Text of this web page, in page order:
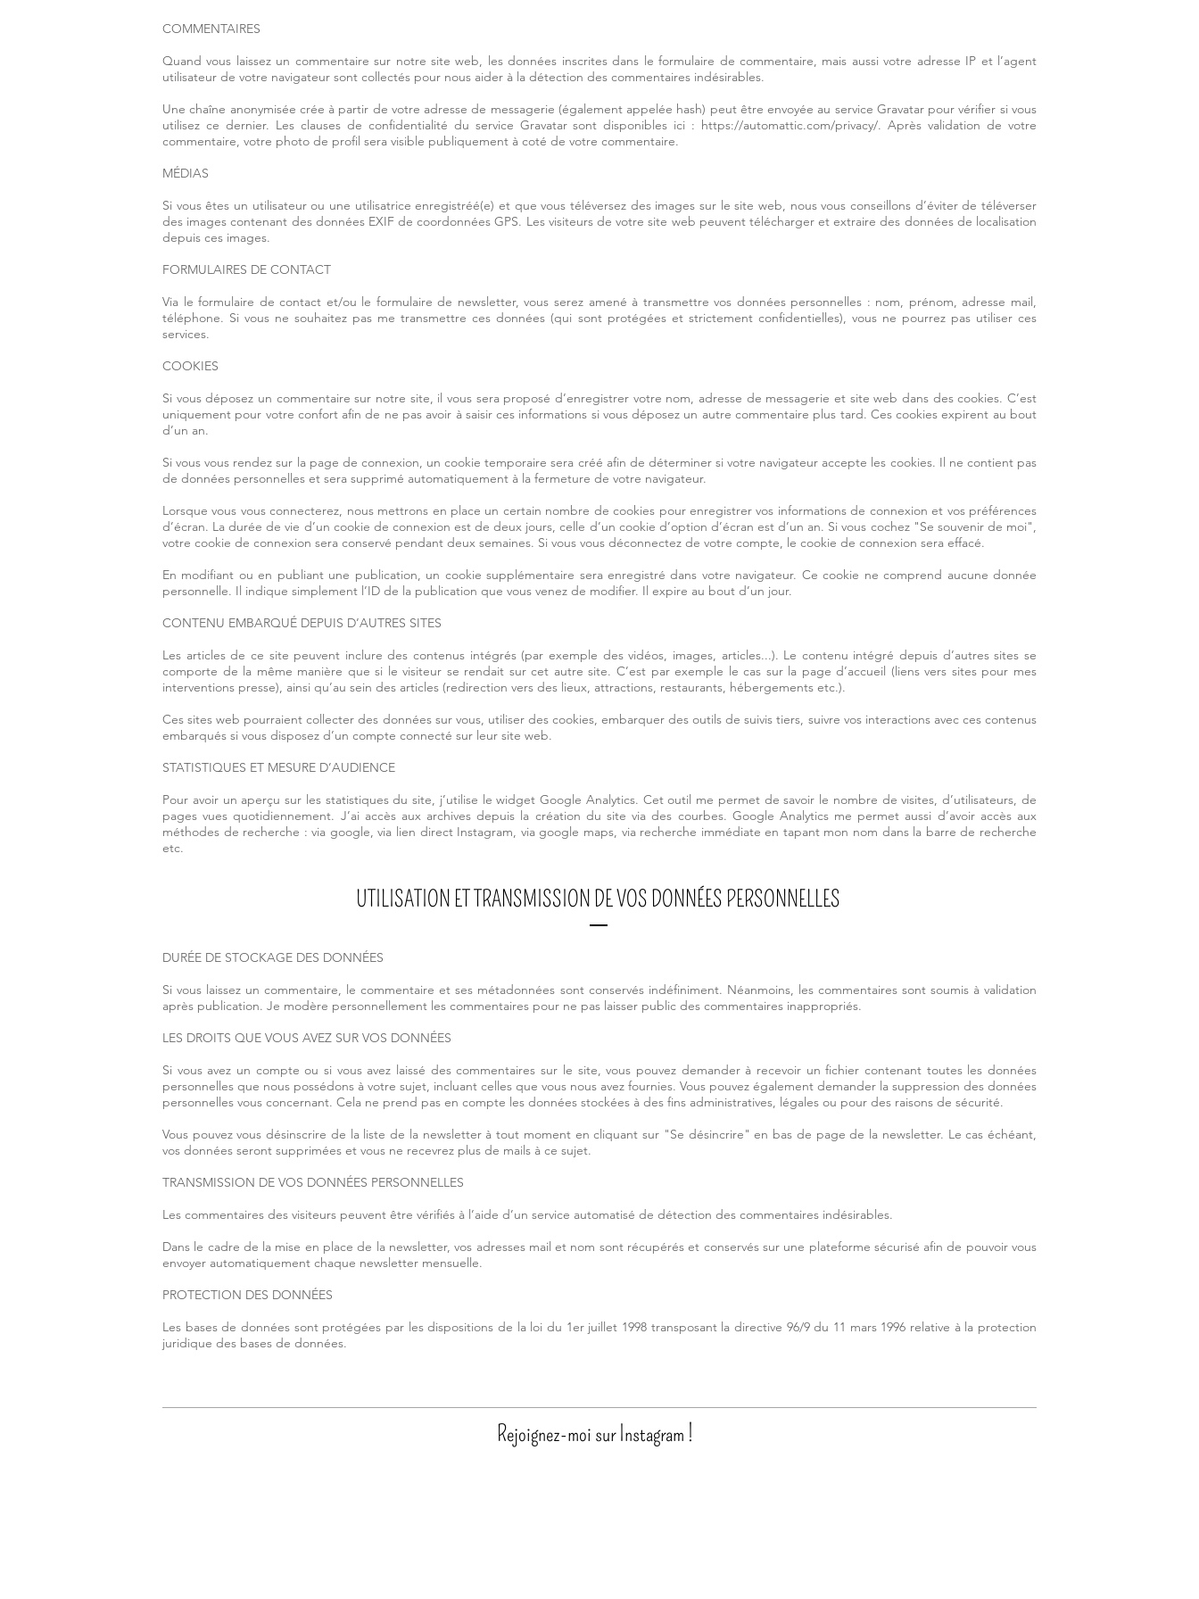
COMMENTAIRES
Quand vous laissez un commentaire sur notre site web, les données inscrites dans le formulaire de commentaire, mais aussi votre adresse IP et l’agent
utilisateur de votre navigateur sont collectés pour nous aider à la détection des commentaires indésirables.
Une chaîne anonymisée crée à partir de votre adresse de messagerie (également appelée hash) peut être envoyée au service Gravatar pour vérifier si vous
utilisez ce dernier. Les clauses de confidentialité du service Gravatar sont disponibles ici : https://automattic.com/privacy/. Après validation de votre
commentaire, votre photo de profil sera visible publiquement à coté de votre commentaire.
MÉDIAS
Si vous êtes un utilisateur ou une utilisatrice enregistréé(e) et que vous téléversez des images sur le site web, nous vous conseillons d’éviter de téléverser
des images contenant des données EXIF de coordonnées GPS. Les visiteurs de votre site web peuvent télécharger et extraire des données de localisation
depuis ces images.
FORMULAIRES DE CONTACT
Via le formulaire de contact et/ou le formulaire de newsletter, vous serez amené à transmettre vos données personnelles : nom, prénom, adresse mail,
téléphone. Si vous ne souhaitez pas me transmettre ces données (qui sont protégées et strictement confidentielles), vous ne pourrez pas utiliser ces
services.
COOKIES
Si vous déposez un commentaire sur notre site, il vous sera proposé d’enregistrer votre nom, adresse de messagerie et site web dans des cookies. C’est
uniquement pour votre confort afin de ne pas avoir à saisir ces informations si vous déposez un autre commentaire plus tard. Ces cookies expirent au bout
d’un an.
Si vous vous rendez sur la page de connexion, un cookie temporaire sera créé afin de déterminer si votre navigateur accepte les cookies. Il ne contient pas
de données personnelles et sera supprimé automatiquement à la fermeture de votre navigateur.
Lorsque vous vous connecterez, nous mettrons en place un certain nombre de cookies pour enregistrer vos informations de connexion et vos préférences
d’écran. La durée de vie d’un cookie de connexion est de deux jours, celle d’un cookie d’option d’écran est d’un an. Si vous cochez "Se souvenir de moi",
votre cookie de connexion sera conservé pendant deux semaines. Si vous vous déconnectez de votre compte, le cookie de connexion sera effacé.
En modifiant ou en publiant une publication, un cookie supplémentaire sera enregistré dans votre navigateur. Ce cookie ne comprend aucune donnée
personnelle. Il indique simplement l’ID de la publication que vous venez de modifier. Il expire au bout d’un jour.
CONTENU EMBARQUÉ DEPUIS D’AUTRES SITES
Les articles de ce site peuvent inclure des contenus intégrés (par exemple des vidéos, images, articles...). Le contenu intégré depuis d’autres sites se
comporte de la même manière que si le visiteur se rendait sur cet autre site. C’est par exemple le cas sur la page d’accueil (liens vers sites pour mes
interventions presse), ainsi qu’au sein des articles (redirection vers des lieux, attractions, restaurants, hébergements etc.).
Ces sites web pourraient collecter des données sur vous, utiliser des cookies, embarquer des outils de suivis tiers, suivre vos interactions avec ces contenus
embarqués si vous disposez d’un compte connecté sur leur site web.
STATISTIQUES ET MESURE D’AUDIENCE
Pour avoir un aperçu sur les statistiques du site, j’utilise le widget Google Analytics. Cet outil me permet de savoir le nombre de visites, d’utilisateurs, de
pages vues quotidiennement. J’ai accès aux archives depuis la création du site via des courbes. Google Analytics me permet aussi d’avoir accès aux
méthodes de recherche : via google, via lien direct Instagram, via google maps, via recherche immédiate en tapant mon nom dans la barre de recherche
etc.
UTILISATION ET TRANSMISSION DE VOS DONNÉES PERSONNELLES
DURÉE DE STOCKAGE DES DONNÉES
Si vous laissez un commentaire, le commentaire et ses métadonnées sont conservés indéfiniment. Néanmoins, les commentaires sont soumis à validation
après publication. Je modère personnellement les commentaires pour ne pas laisser public des commentaires inappropriés.
LES DROITS QUE VOUS AVEZ SUR VOS DONNÉES
Si vous avez un compte ou si vous avez laissé des commentaires sur le site, vous pouvez demander à recevoir un fichier contenant toutes les données
personnelles que nous possédons à votre sujet, incluant celles que vous nous avez fournies. Vous pouvez également demander la suppression des données
personnelles vous concernant. Cela ne prend pas en compte les données stockées à des fins administratives, légales ou pour des raisons de sécurité.
Vous pouvez vous désinscrire de la liste de la newsletter à tout moment en cliquant sur "Se désincrire" en bas de page de la newsletter. Le cas échéant,
vos données seront supprimées et vous ne recevrez plus de mails à ce sujet.
TRANSMISSION DE VOS DONNÉES PERSONNELLES
Les commentaires des visiteurs peuvent être vérifiés à l’aide d’un service automatisé de détection des commentaires indésirables.
Dans le cadre de la mise en place de la newsletter, vos adresses mail et nom sont récupérés et conservés sur une plateforme sécurisé afin de pouvoir vous
envoyer automatiquement chaque newsletter mensuelle.
PROTECTION DES DONNÉES
Les bases de données sont protégées par les dispositions de la loi du 1er juillet 1998 transposant la directive 96/9 du 11 mars 1996 relative à la protection
juridique des bases de données.
Rejoignez-moi sur Instagram !